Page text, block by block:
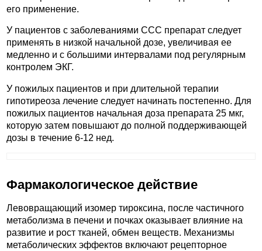
его применение.
У пациентов с заболеваниями ССС препарат следует
применять в низкой начальной дозе, увеличивая ее
медленно и с большими интервалами под регулярным
контролем ЭКГ.
У пожилых пациентов и при длительной терапии
гипотиреоза лечение следует начинать постепенно. Для
пожилых пациентов начальная доза препарата 25 мкг,
которую затем повышают до полной поддерживающей
дозы в течение 6-12 нед.
Фармакологическое действие
Левовращающий изомер тироксина, после частичного
метаболизма в печени и почках оказывает влияние на
развитие и рост тканей, обмен веществ. Механизмы
метаболических эффектов включают рецепторное